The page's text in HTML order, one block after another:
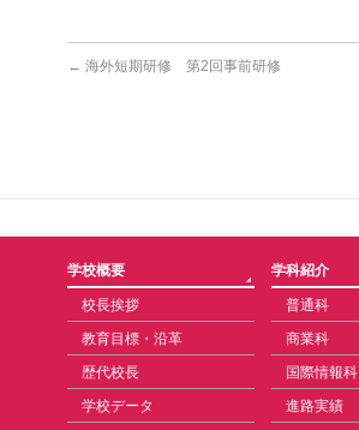
← 海外短期研修 第2回事前研修
学校概要
校長挨拶
教育目標・沿革
歴代校長
学校データ
学科紹介
普通科
商業科
国際情報科
進路実績